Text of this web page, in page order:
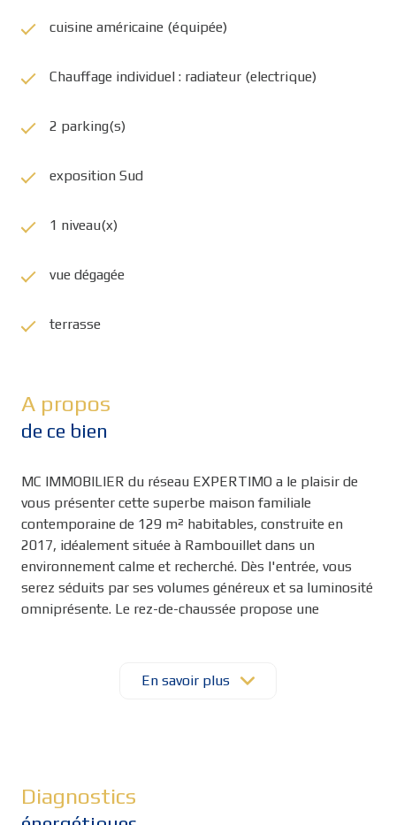
cuisine américaine (équipée)
Chauffage individuel : radiateur (electrique)
2 parking(s)
exposition Sud
1 niveau(x)
vue dégagée
terrasse
A propos
de ce bien
MC IMMOBILIER du réseau EXPERTIMO a le plaisir de
vous présenter cette superbe maison familiale
contemporaine de 129 m² habitables, construite en
2017, idéalement située à Rambouillet dans un
environnement calme et recherché. Dès l'entrée, vous
serez séduits par ses volumes généreux et sa luminosité
omniprésente. Le rez-de-chaussée propose une
véritable cœur de la maison, idéal pour partager de
WC. À l'étage, un dégagement dessert trois chambres
supplémentaires aux beaux volumes ainsi qu'une salle
En savoir plus
Diagnostics